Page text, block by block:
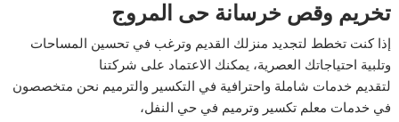
تخريم وقص خرسانة حى المروج
إذا كنت تخطط لتجديد منزلك القديم وترغب في تحسين المساحات
وتلبية احتياجاتك العصرية، يمكنك الاعتماد على شركتنا
لتقديم خدمات شاملة واحترافية في التكسير والترميم نحن متخصصون
في خدمات معلم تكسير وترميم في حي النفل،